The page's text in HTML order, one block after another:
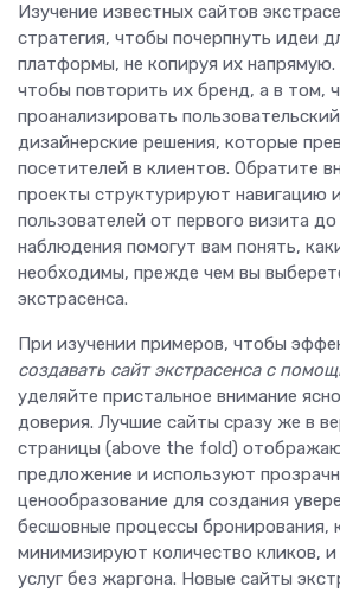
Изучение известных сайтов
стратегия, чтобы почерпнуть идеи
платформы, не копируя их
чтобы повторить их бренд, а в том,
проанализировать
дизайнерские решения, которые
посетителей в клиентов. Обратите
проекты структурируют навигацию
пользователей от первого визита
наблюдения помогут вам понять,
необходимы, прежде чем вы
экстрасенса.
При изучении примеров, чтобы
создавать сайт экстрасенса с
уделяйте пристальное внимание
доверия. Лучшие сайты сразу же в
страницы (above the fold)
предложение и используют
ценообразование для создания
бесшовные процессы бронирования,
минимизируют количество кликов,
услуг без жаргона. Новые сайты